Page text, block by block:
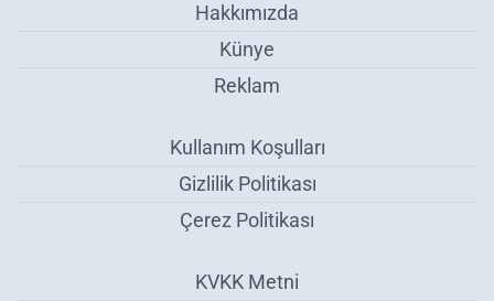
Hakkımızda
Künye
Reklam
Kullanım Koşulları
Gizlilik Politikası
Çerez Politikası
KVKK Metni